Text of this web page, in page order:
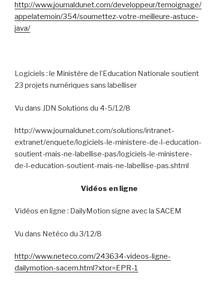
http://www.journaldunet.com/developpeur/temoignage/
appelatemoin/354/soumettez-votre-meilleure-astuce-
java/
Logiciels : le Ministère de l’Education Nationale soutient
23 projets numériques sans labelliser
Vu dans JDN Solutions du 4-5/12/8
http://www.journaldunet.com/solutions/intranet-
extranet/enquete/logiciels-le-ministere-de-l-education-
soutient-mais-ne-labellise-pas/logiciels-le-ministere-
de-l-education-soutient-mais-ne-labellise-pas.shtml
Vidéos en ligne
Vidéos en ligne : DailyMotion signe avec la SACEM
Vu dans Netéco du 3/12/8
http://www.neteco.com/243634-videos-ligne-
dailymotion-sacem.html?xtor=EPR-1